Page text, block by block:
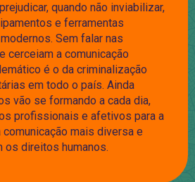
quando não inviabilizar,
e ferramentas
Sem falar nas
cerceiam a comunicação
é o da criminalização
em todo o país. Ainda
vão se formando a cada dia,
profissionais e afetivos para a
mais diversa e
os direitos humanos.